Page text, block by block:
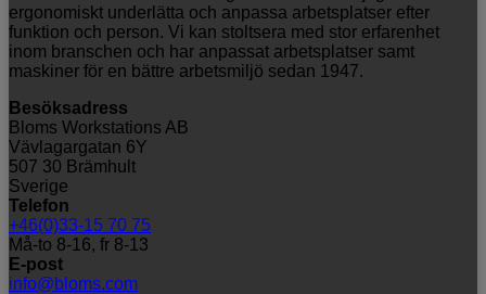
ergonomiskt underlätta och anpassa arbetsplatser efter
funktion och person. Vi kan stoltsera med stor erfarenhet
inom branschen och har anpassat arbetsplatser samt
maskiner för en bättre arbetsmiljö sedan 1947.
Besöksadress
Bloms Workstations AB
Vävlagargatan 6Y
507 30 Brämhult
Sverige
Telefon
+46(0)33-15 70 75
Må-to 8-16, fr 8-13
E-post
info@bloms.com